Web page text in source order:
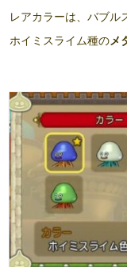
レアカラーは、バブル
ホイミスライム種のメ